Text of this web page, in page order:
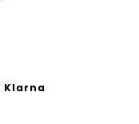
Klarna